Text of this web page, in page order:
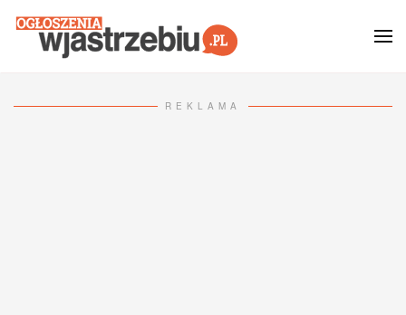
Przejdź do głównej treści
REKLAMA